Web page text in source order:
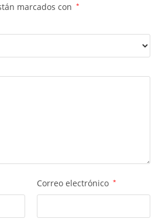
marcados con *
Correo electrónico *